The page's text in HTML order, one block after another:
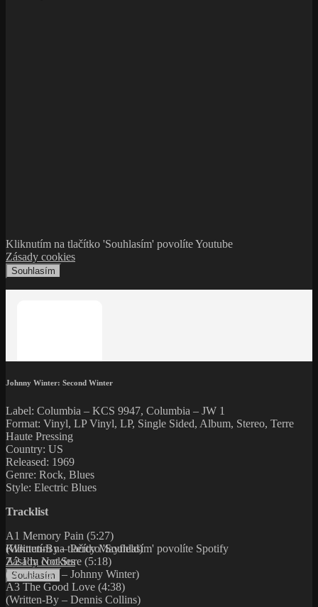
Kliknutím na tlačítko 'Souhlasím' povolíte Youtube
Zásady cookies
Souhlasím
Kliknutím na tlačítko 'Souhlasím' povolíte Spotify
Zásady cookies
Souhlasím
Johnny Winter: Second Winter
Label: Columbia – KCS 9947, Columbia – JW 1
Format: Vinyl, LP Vinyl, LP, Single Sided, Album, Stereo, Terre
Haute Pressing
Country: US
Released: 1969
Genre: Rock, Blues
Style: Electric Blues
Tracklist
A1 Memory Pain (5:27)
(Written-By – Percy Mayfield)
A2 I’m Not Sure (5:18)
(Written-By – Johnny Winter)
A3 The Good Love (4:38)
(Written-By – Dennis Collins)